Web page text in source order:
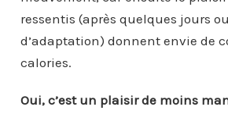
ressentis (après quelques jours
d’adaptation) donnent envie de
calories.
Oui, c’est un plaisir de moins